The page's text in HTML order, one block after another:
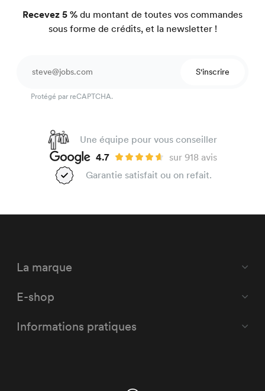
Recevez 5 % du montant de toutes vos commandes
sous forme de crédits, et la newsletter !
S'inscrire
Protégé par reCAPTCHA.
Une équipe pour vous conseiller
4.7
sur 918 avis
Garantie satisfait ou on refait.
La marque
E-shop
Informations pratiques